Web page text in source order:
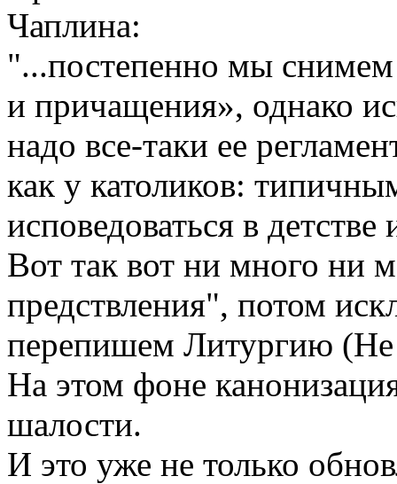
Чаплина:
"...постепенно мы
и причащения», однако
надо все-таки ее
как у католиков:
исповедоваться в
Вот так вот ни много ни
предствления", потом
перепишем Литургию (Не
На этом фоне
шалости.
И это уже не только